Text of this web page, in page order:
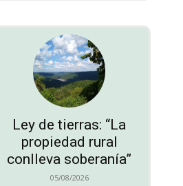
Ley de tierras: “La
propiedad rural
conlleva soberanía”
05/08/2026